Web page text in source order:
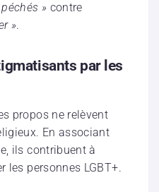
péchés » contre
».
par les
propos ne relèvent
En associant
ils contribuent à
les personnes LGBT+.